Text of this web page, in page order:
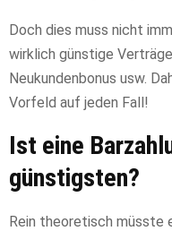
Doch dies muss nicht
wirklich günstige
Neukundenbonus usw.
Vorfeld auf jeden Fall!
Ist eine
günstigsten?
Rein theoretisch müsste